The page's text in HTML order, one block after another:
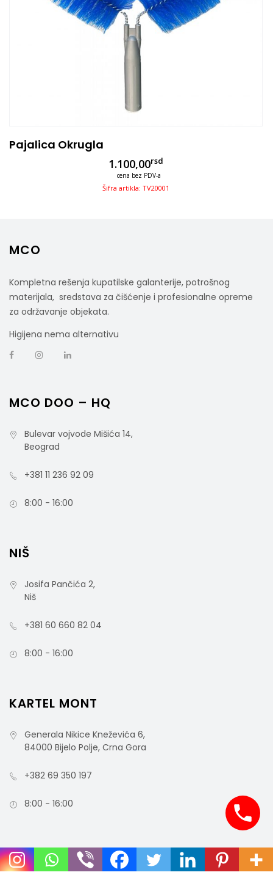
Pajalica Okrugla
1.100,00rsd
cena bez PDV-a
Šifra artikla: TV20001
MCO
Kompletna rešenja kupatilske galanterije, potrošnog
materijala, sredstava za čišćenje i profesionalne opreme
za održavanje objekata.
Higijena nema alternativu
MCO DOO – HQ
Bulevar vojvode Mišića 14,
Beograd
+381 11 236 92 09
8:00 - 16:00
NIŠ
Josifa Pančića 2,
Niš
+381 60 660 82 04
8:00 - 16:00
KARTEL MONT
Generala Nikice Kneževića 6,
84000 Bijelo Polje, Crna Gora
+382 69 350 197
8:00 - 16:00